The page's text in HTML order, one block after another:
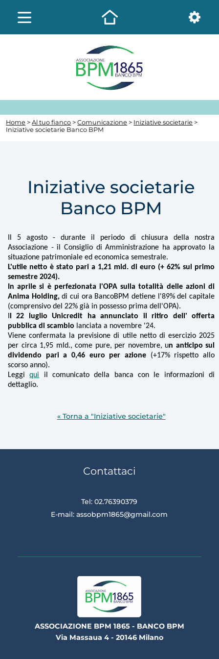
Home >Al tuo fianco >Comunicazione > Iniziative societarie >
Iniziative societarie Banco BPM
Iniziative societarie
Banco BPM
Il 5 agosto - durante il periodo di chiusura della nostra
Associazione - il Consiglio di Amministrazione ha approvato la
situazione patrimoniale ed economica semestrale.
L'utile netto è stato pari a 1,21 mld. di euro (+ 62% sul primo
semestre 2024).
In aprile si è perfezionata l'OPA sulla totalità delle azioni di
Anima Holding,di cui ora BancoBPM detiene l'89% del capitale
(comprensivo del 22% già in possesso prima dell'OPA).
Il 22 luglio Unicredit ha annunciato il ritiro dell' offerta
pubblica di scambio lanciata a novembre '24.
Viene confermata la previsione di utile netto di esercizio 2025
per circa 1,95 mld., come pure, per novembre, un anticipo sul
dividendo pari a 0,46 euro per azione (+17% rispetto allo
scorso anno).
Leggiqui il comunicato della banca con le informazioni di
dettaglio.
« Torna a "Iniziative societarie"
Contattaci
Tel: 02.76390379
E-mail:assobpm1865@gmail.com
ASSOCIAZIONE BPM 1865 - BANCO BPM
Via Massaua 4 - 20146 Milano